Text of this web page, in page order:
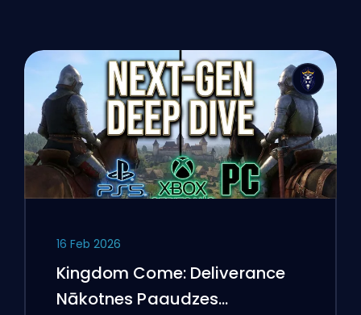
16 Feb 2026
Kingdom Come: Deliverance
Nākotnes Paaudzes